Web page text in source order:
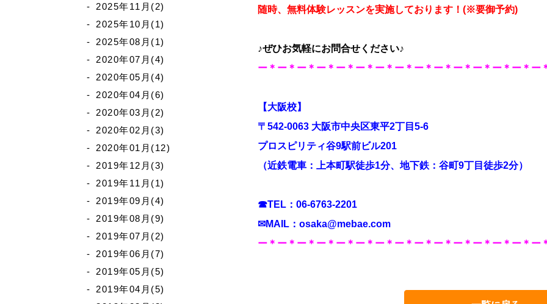
2025年11月(2)
2025年10月(1)
2025年08月(1)
2020年07月(4)
2020年05月(4)
2020年04月(6)
2020年03月(2)
2020年02月(3)
2020年01月(12)
2019年12月(3)
2019年11月(1)
2019年09月(4)
2019年08月(9)
2019年07月(2)
2019年06月(7)
2019年05月(5)
2019年04月(5)
随時、無料体験レッスンを実施しております！ (※要御予約)
♪ぜひお気軽にお問合せください♪
ー＊ー＊ー＊ー＊ー＊ー＊ー＊ー＊ー＊ー＊ー＊ー＊ー＊ー＊ー
【大阪校】
〒542-0063 大阪市中央区東平2丁目5-6
プロスピリティ谷9駅前ビル201
（近鉄電車：上本町駅徒歩1分、地下鉄：谷町9丁目徒歩2分）
☎TEL： 06-6763-2201
✉MAIL： osaka@mebae.com
ー＊ー＊ー＊ー＊ー＊ー＊ー＊ー＊ー＊ー＊ー＊ー＊ー＊ー＊ー